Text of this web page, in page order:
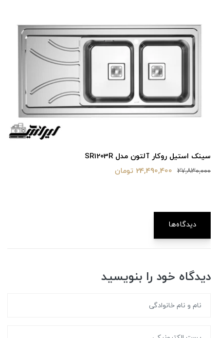
سینک استیل روکار آلتون مدل SR1203R
27,830,000 24,490,400 تومان
دیدگاه‌ها
دیدگاه خود را بنویسید